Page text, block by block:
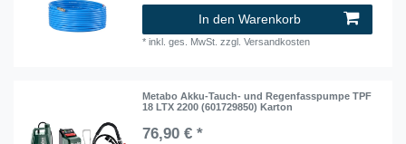
In den Warenkorb
*inkl. ges. MwSt. zzgl.Versandkosten
Metabo Akku-Tauch- und Regenfasspumpe TPF
18 LTX 2200 (601729850) Karton
76,90 € *